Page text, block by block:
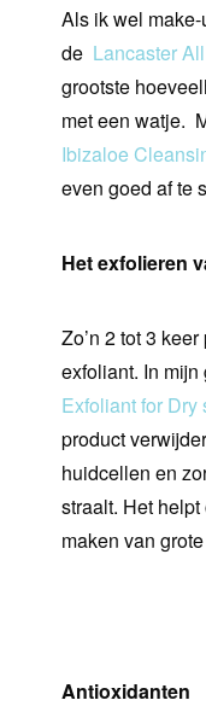
Als ik wel
de Lancaster
grootste
met een watje.
Ibizaloe
even goed af te
Het exfolieren
Zo’n 2 tot 3
exfoliant. In mijn
Exfoliant for Dry
product
huidcellen en
straalt. Het
maken van
Antioxidanten